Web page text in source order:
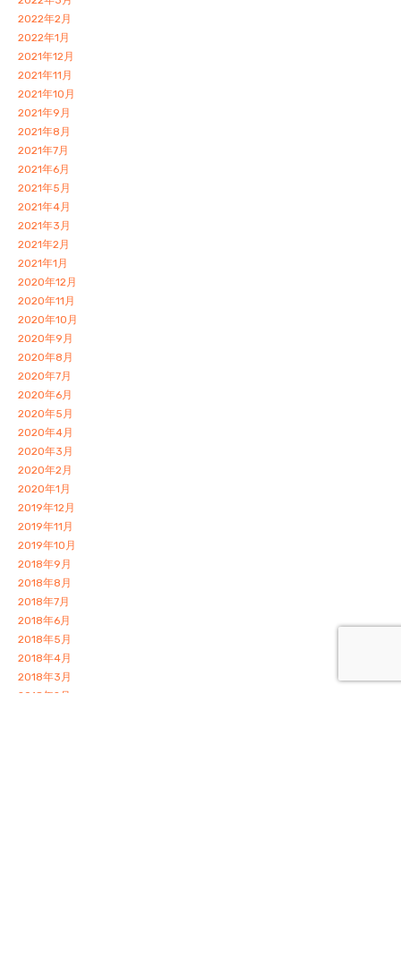
2022年2月
2022年1月
2021年12月
2021年11月
2021年10月
2021年9月
2021年8月
2021年7月
2021年6月
2021年5月
2021年4月
2021年3月
2021年2月
2021年1月
2020年12月
2020年11月
2020年10月
2020年9月
2020年8月
2020年7月
2020年6月
2020年5月
2020年4月
2020年3月
2020年2月
2020年1月
2019年12月
2019年11月
2019年10月
2018年9月
2018年8月
2018年7月
2018年6月
2018年5月
2018年4月
2018年3月
2018年2月